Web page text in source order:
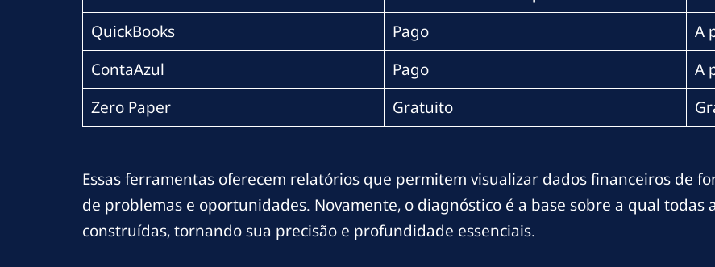
QuickBooks
Pago
A
ContaAzul
Pago
A
Zero Paper
Gratuito
Essas ferramentas oferecem relatórios que permitem visualizar dados financeiros de
de problemas e oportunidades. Novamente, o diagnóstico é a base sobre a qual todas
construídas, tornando sua precisão e profundidade essenciais.